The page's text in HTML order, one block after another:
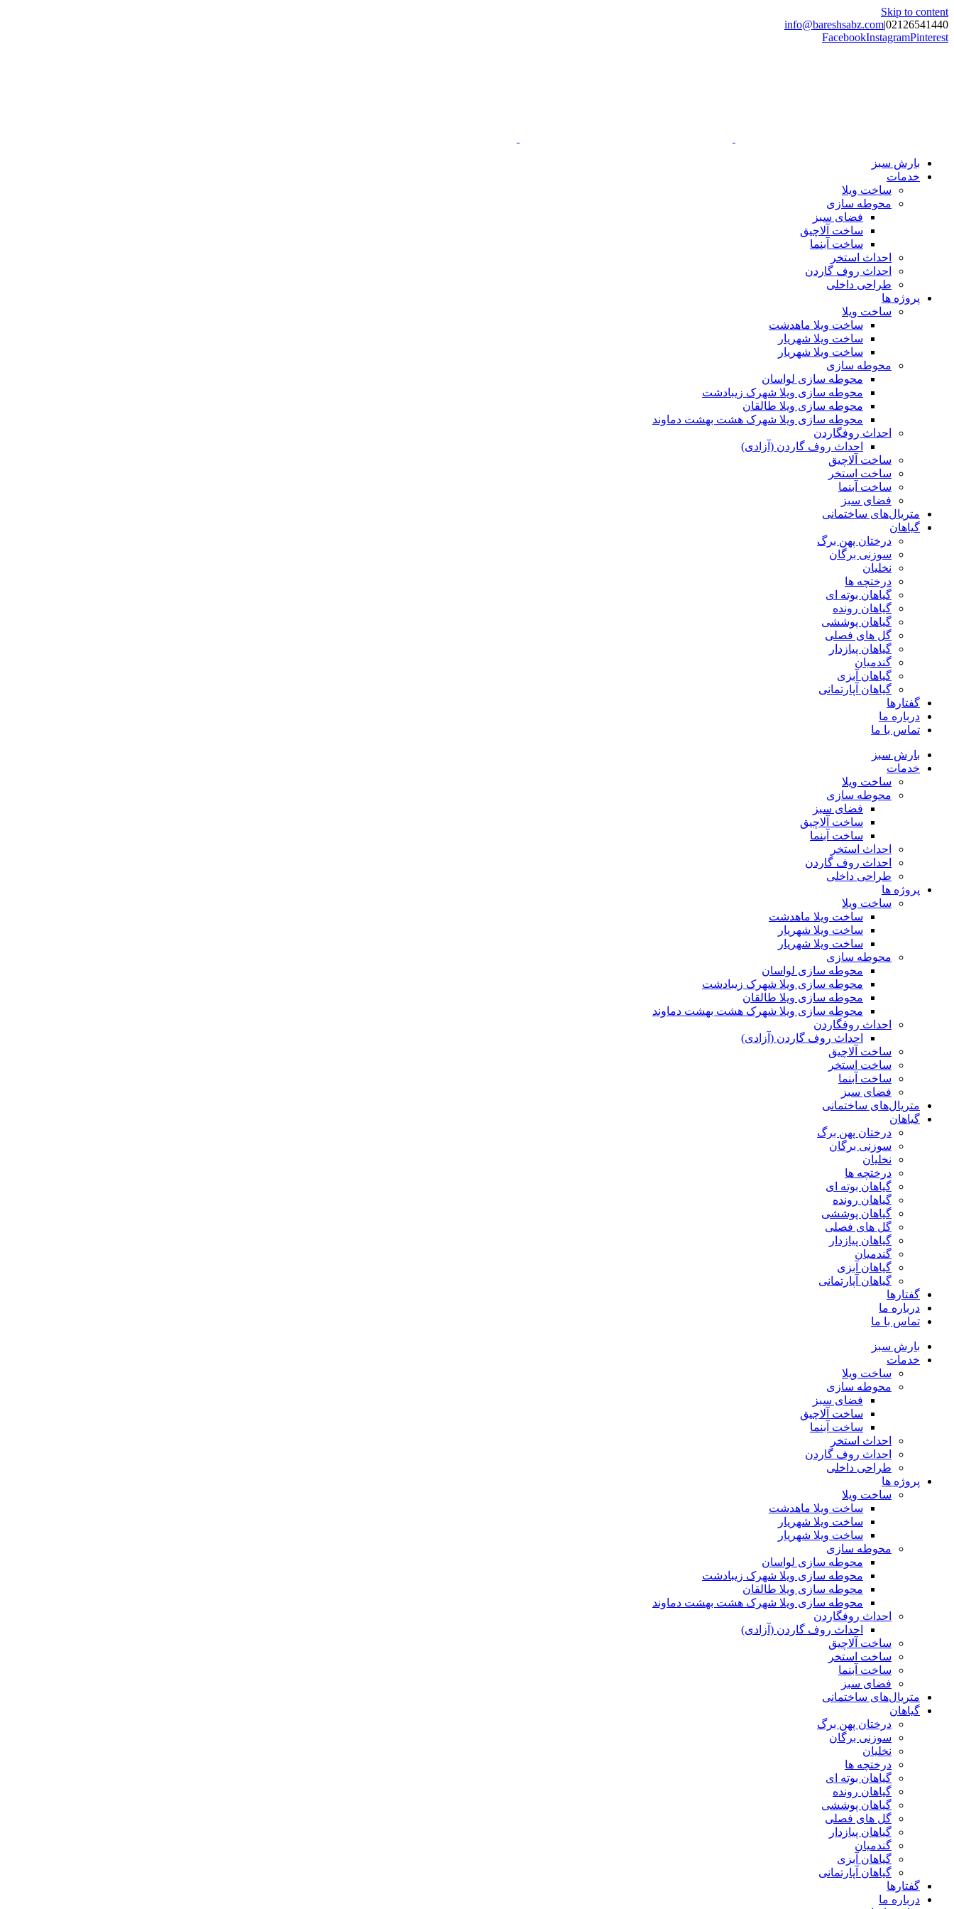
Skip to content
02126541440
|
info@bareshsabz.com
FacebookInstagramPinterest
بارش سبز
خدمات
ساخت ویلا
محوطه سازی
فضای سبز
ساخت آلاچیق
ساخت آبنما
احداث استخر
احداث روف گاردن
طراحی داخلی
پروژه ها
ساخت ویلا
ساخت ویلا ماهدشت
ساخت ویلا شهریار
ساخت ویلا شهریار
محوطه سازی
محوطه سازی لواسان
محوطه سازی ویلا شهرک زیبادشت
محوطه سازی ویلا طالقان
محوطه سازی ویلا شهرک هشت بهشت دماوند
احداث روفگاردن
احداث روف گاردن (آزادی)
ساخت آلاچیق
ساخت استخر
ساخت آبنما
فضای سبز
متریال‌های ساختمانی
گیاهان
درختان پهن برگ
سوزنی برگان
نخلیان
درختچه ها
گیاهان بوته ای
گیاهان رونده
گیاهان پوششی
گل های فصلی
گیاهان پیازدار
گندمیان
گیاهان آبزی
گیاهان آپارتمانی
گفتارها
درباره ما
تماس با ما
بارش سبز
خدمات
ساخت ویلا
محوطه سازی
فضای سبز
ساخت آلاچیق
ساخت آبنما
احداث استخر
احداث روف گاردن
طراحی داخلی
پروژه ها
ساخت ویلا
ساخت ویلا ماهدشت
ساخت ویلا شهریار
ساخت ویلا شهریار
محوطه سازی
محوطه سازی لواسان
محوطه سازی ویلا شهرک زیبادشت
محوطه سازی ویلا طالقان
محوطه سازی ویلا شهرک هشت بهشت دماوند
احداث روفگاردن
احداث روف گاردن (آزادی)
ساخت آلاچیق
ساخت استخر
ساخت آبنما
فضای سبز
متریال‌های ساختمانی
گیاهان
درختان پهن برگ
سوزنی برگان
نخلیان
درختچه ها
گیاهان بوته ای
گیاهان رونده
گیاهان پوششی
گل های فصلی
گیاهان پیازدار
گندمیان
گیاهان آبزی
گیاهان آپارتمانی
گفتارها
درباره ما
تماس با ما
بارش سبز
خدمات
ساخت ویلا
محوطه سازی
فضای سبز
ساخت آلاچیق
ساخت آبنما
احداث استخر
احداث روف گاردن
طراحی داخلی
پروژه ها
ساخت ویلا
ساخت ویلا ماهدشت
ساخت ویلا شهریار
ساخت ویلا شهریار
محوطه سازی
محوطه سازی لواسان
محوطه سازی ویلا شهرک زیبادشت
محوطه سازی ویلا طالقان
محوطه سازی ویلا شهرک هشت بهشت دماوند
احداث روفگاردن
احداث روف گاردن (آزادی)
ساخت آلاچیق
ساخت استخر
ساخت آبنما
فضای سبز
متریال‌های ساختمانی
گیاهان
درختان پهن برگ
سوزنی برگان
نخلیان
درختچه ها
گیاهان بوته ای
گیاهان رونده
گیاهان پوششی
گل های فصلی
گیاهان پیازدار
گندمیان
گیاهان آبزی
گیاهان آپارتمانی
گفتارها
درباره ما